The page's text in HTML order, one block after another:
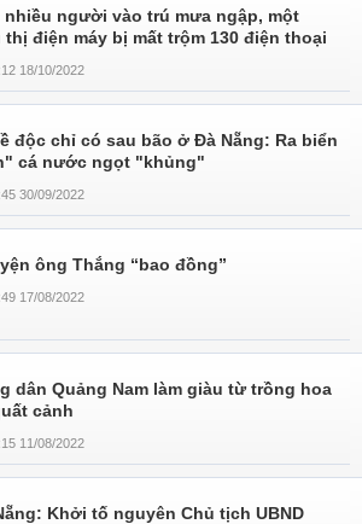
nhiều người vào trú mưa ngập, một
thị điện máy bị mất trộm 130 điện thoại
18/10/2022
độc chỉ có sau bão ở Đà Nẵng: Ra biển
cá nước ngọt "khủng"
30/09/2022
ông Thắng “bao đồng”
17/08/2022
dân Quảng Nam làm giàu từ trồng hoa
cảnh
11/08/2022
Khởi tố nguyên Chủ tịch UBND